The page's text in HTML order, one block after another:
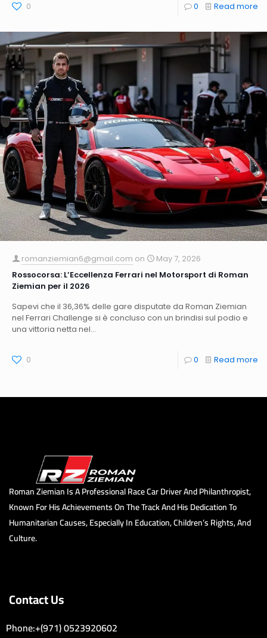
0 0 Read more
romanziemian6@gmail.com on
May 7, 2026
Rossocorsa: L’Eccellenza Ferrari nel Motorsport di Roman
Ziemian per il 2026
Sapevi che il 36,36% delle gare disputate da Roman Ziemian
nel Ferrari Challenge si è concluso con un brindisi sul podio e
una vittoria netta nel...
0 0 Read more
Roman Ziemian Is A Professional Race Car Driver And Philanthropist,
Known For His Achievements On The Track And His Dedication To
Humanitarian Causes, Especially In Education, Children’s Rights, And
Culture.
Contact Us
Phone:+(971) 0523920602